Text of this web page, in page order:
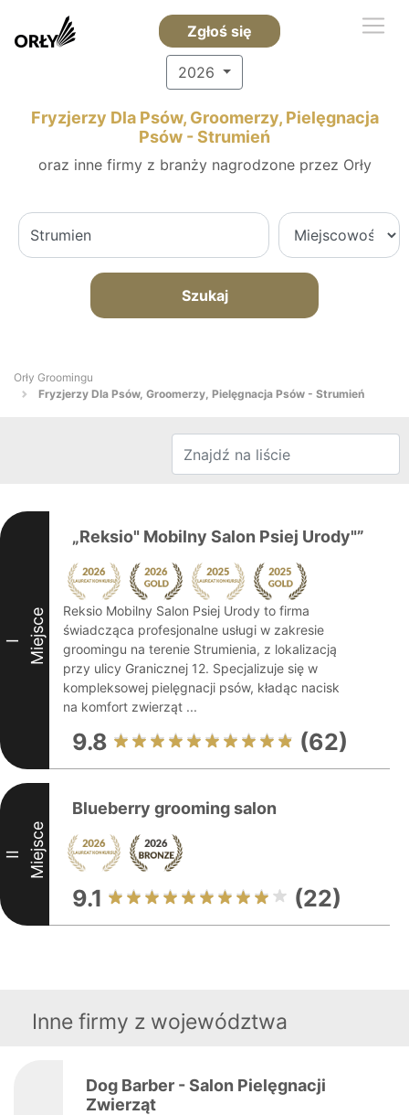
Zgłoś się
2026
Fryzjerzy Dla Psów, Groomerzy, Pielęgnacja
Psów - Strumień
oraz inne firmy z branży nagrodzone przez Orły
Szukaj
Orły Groomingu
Fryzjerzy Dla Psów, Groomerzy, Pielęgnacja Psów - Strumień
I Miejsce
„Reksio" Mobilny Salon Psiej Urody"”
Reksio Mobilny Salon Psiej Urody to firma
świadcząca profesjonalne usługi w zakresie
groomingu na terenie Strumienia, z lokalizacją
przy ulicy Granicznej 12. Specjalizuje się w
kompleksowej pielęgnacji psów, kładąc nacisk
na komfort zwierząt ...
9.8 (62)
II Miejsce
Blueberry grooming salon
9.1 (22)
Inne firmy z województwa
Dog Barber - Salon Pielęgnacji
Zwierząt